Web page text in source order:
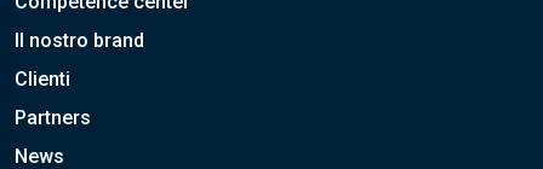
Il nostro brand
Clienti
Partners
News